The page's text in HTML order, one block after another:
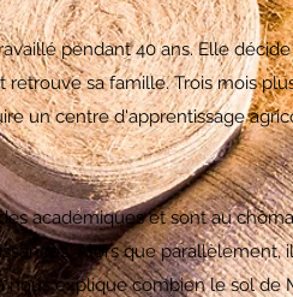
pendant 40 ans. Elle
retrouve sa famille. Trois mois
un centre d'apprentissage
académiques et sont au
Alors que parallèlement,
nous explique combien le sol de